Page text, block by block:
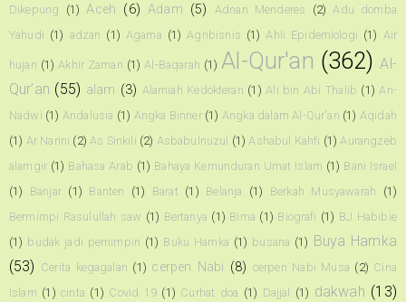
Dikepung
(1) Aceh (6) Adam (5) Adnan Menderes (2) Adu domba
Yahudi (1) adzan (1) Agama (1) Agribisnis (1) Ahli Epidemiologi (1) Air
hujan (1) Akhir Zaman (1) Al-Baqarah (1) Al-Qur'an (362) Al-
Qur’an (55) alam (3) Alamiah Kedokteran (1) Ali bin Abi Thalib (1) An-
Nadwi (1) Andalusia (1) Angka Binner (1) Angka dalam Al-Qur'an (1) Aqidah
(1) Ar Narini (2) As Sinkili (2) Asbabulnuzul (1) Ashabul Kahfi (1) Aurangzeb
alamgir (1) Bahasa Arab (1) Bahaya Kemunduran Umat Islam (1) Bani Israel
(1)
Banjar (1) Banten (1) Barat (1) Belanja (1) Berkah Musyawarah
(1)
Bermimpi Rasulullah saw (1) Bertanya (1) Bima (1) Biografi (1) BJ Habibie
(1) budak jadi pemimpin (1) Buku Hamka (1) busana (1) Buya Hamka
(53) Cerita kegagalan (1) cerpen Nabi (8) cerpen Nabi Musa (2) Cina
Islam (1) cinta (1) Covid 19 (1) Curhat doa (1) Dajjal (1) dakwah (13)